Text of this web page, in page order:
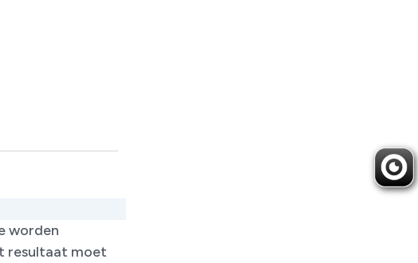
worden
resultaat moet